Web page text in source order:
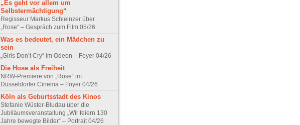
„Es geht vor allem um
Selbstermächtigung“
Regisseur Markus Schleinzer über
„Rose“ – Gespräch zum Film 05/26
Was es bedeutet, ein Mädchen zu
sein
„Girls Don’t Cry“ im Odeon – Foyer 04/26
Die Hose als Freiheit
NRW-Premiere von „Rose“ im
Düsseldorfer Cinema – Foyer 04/26
Köln als Geburtsstadt des Kinos
Stefanie Wüster-Bludau über die
Jubiläumsveranstaltung „Wir feiern 130
Jahre bewegte Bilder“ – Portrait 04/26